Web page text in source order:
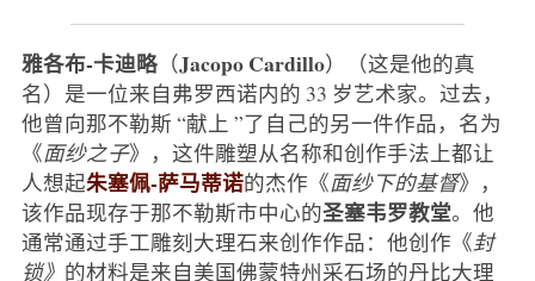
雅各布-卡迪略（Jacopo Cardillo）（这是他的真
名）是一位来自弗罗西诺内的 33 岁艺术家。过去，
他曾向那不勒斯 “献上 ”了自己的另一件作品，名为
《面纱之子》，这件雕塑从名称和创作手法上都让
人想起朱塞佩-萨马蒂诺的杰作《面纱下的基督》，
该作品现存于那不勒斯市中心的圣塞韦罗教堂。他
通常通过手工雕刻大理石来创作作品：他创作《封
锁》 的材料是来自美国佛蒙特州采石场的丹比大理